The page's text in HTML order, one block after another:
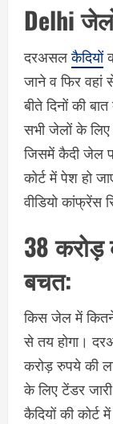
Delhi
दरअसलकैदियों
जाने व फिर वहां
बीते दिनों की
सभी जेलों के लिए
जिसमें कैदी जेल
कोर्ट में पेश हो
वीडियो कांफ्रेंस
38 करोड़
बचत:
किस जेल में
से तय होगा।
करोड़ रुपये की
के लिए टेंडर
कैदियों की कोर्ट